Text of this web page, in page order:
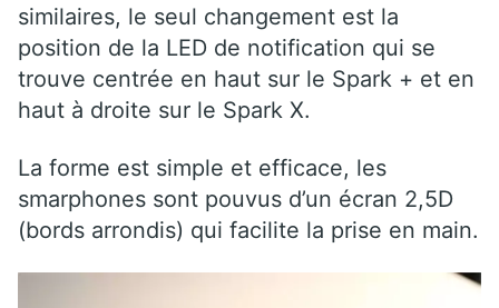
similaires, le seul changement est la
position de la LED de notification qui se
trouve centrée en haut sur le Spark + et en
haut à droite sur le Spark X.
La forme est simple et efficace, les
smarphones sont pouvus d’un écran 2,5D
(bords arrondis) qui facilite la prise en main.